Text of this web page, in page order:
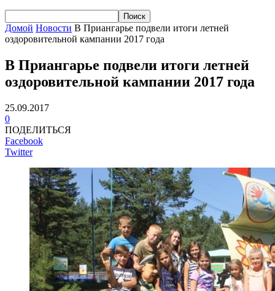
Домой Новости В Приангарье подвели итоги летней
оздоровительной кампании 2017 года
В Приангарье подвели итоги летней
оздоровительной кампании 2017 года
25.09.2017
0
ПОДЕЛИТЬСЯ
Facebook
Twitter